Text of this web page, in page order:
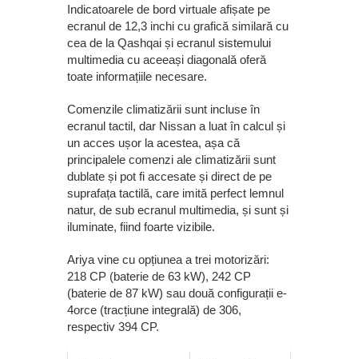
Indicatoarele de bord virtuale afișate pe
ecranul de 12,3 inchi cu grafică similară cu
cea de la Qashqai și ecranul sistemului
multimedia cu aceeași diagonală oferă
toate informațiile necesare.
Comenzile climatizării sunt incluse în
ecranul tactil, dar Nissan a luat în calcul și
un acces ușor la acestea, așa că
principalele comenzi ale climatizării sunt
dublate și pot fi accesate și direct de pe
suprafața tactilă, care imită perfect lemnul
natur, de sub ecranul multimedia, și sunt și
iluminate, fiind foarte vizibile.
Ariya vine cu opțiunea a trei motorizări:
218 CP (baterie de 63 kW), 242 CP
(baterie de 87 kW) sau două configurații e-
4orce (tracțiune integrală) de 306,
respectiv 394 CP.